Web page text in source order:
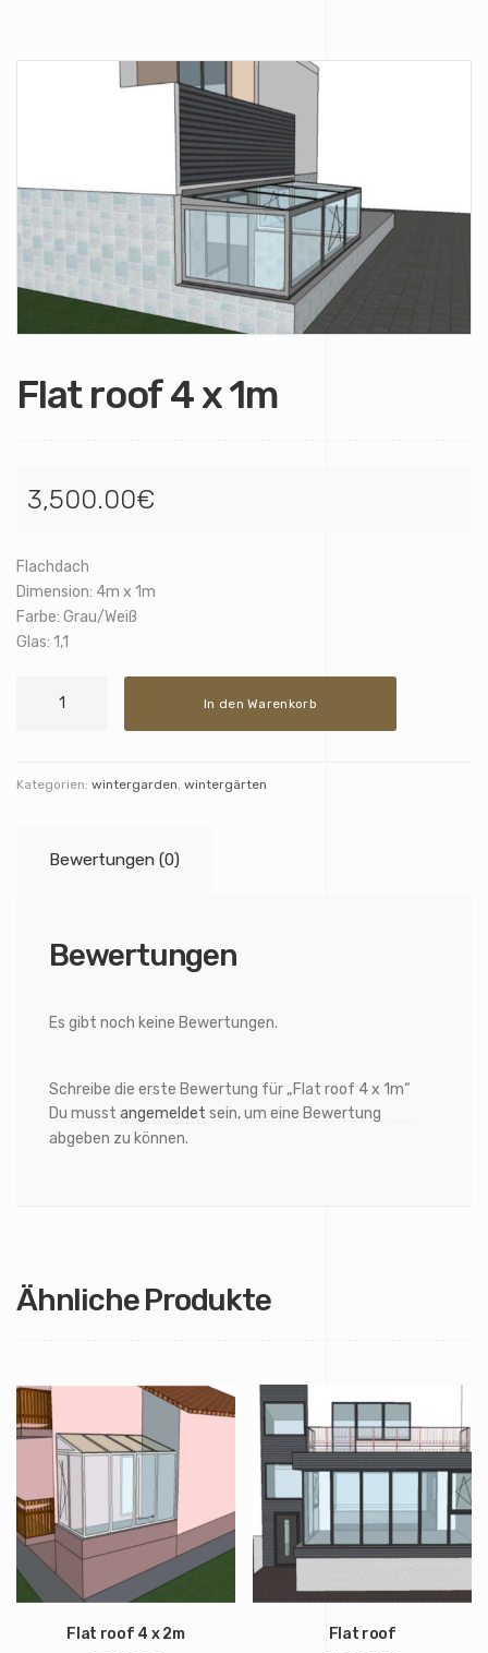
Flat roof 4 x 1m
3,500.00€
Flachdach
Dimension: 4m x 1m
Farbe: Grau/Weiß
Glas: 1,1
Menge
In den Warenkorb
Kategorien: wintergarden, wintergärten
Bewertungen (0)
Bewertungen
Es gibt noch keine Bewertungen.
Schreibe die erste Bewertung für „Flat roof 4 x 1m“
Du musst angemeldet sein, um eine Bewertung
abgeben zu können.
Ähnliche Produkte
Flat roof 4 x 2m
Flat roof